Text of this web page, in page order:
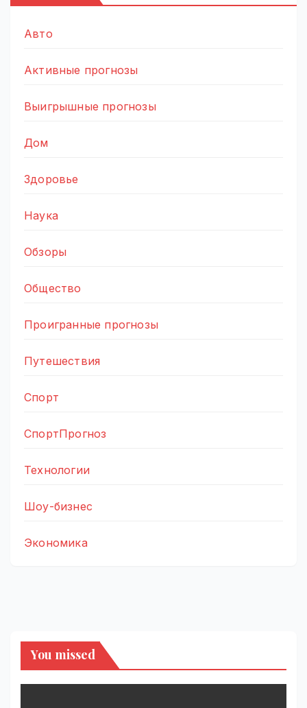
Авто
Активные прогнозы
Выигрышные прогнозы
Дом
Здоровье
Наука
Обзоры
Общество
Проигранные прогнозы
Путешествия
Спорт
СпортПрогноз
Технологии
Шоу-бизнес
Экономика
You missed